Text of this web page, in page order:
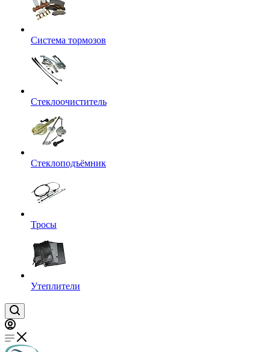
Система тормозов
Стеклоочиститель
Стеклоподъёмник
Тросы
Утеплители